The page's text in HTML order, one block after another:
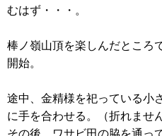
むはず・・・。
棒ノ嶺山頂を楽しんだところ
開始。
途中、金精様を祀っている小
に手を合わせる。（折れませ
その後、ワサビ田の脇を通っ